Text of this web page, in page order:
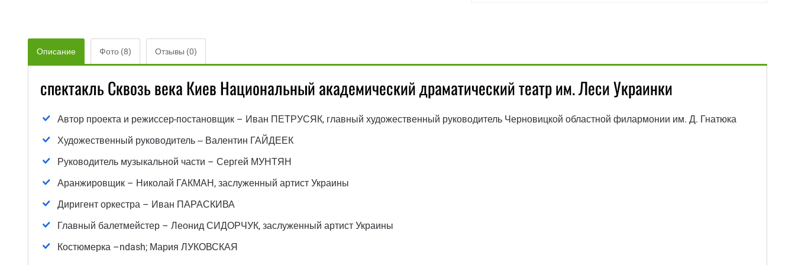
Описание Фото (8) Отзывы (0)
спектакль Сквозь века Киев Национальный академический драматический театр им. Леси Украинки
Автор проекта и режиссер-постановщик – Иван ПЕТРУСЯК, главный художественный руководитель Черновицкой областной филармонии им. Д. Гнатюка
Художественный руководитель ‒ Валентин ГАЙДЕЕК
Руководитель музыкальной части – Сергей МУНТЯН
Аранжировщик – Николай ГАКМАН, заслуженный артист Украины
Диригент оркестра – Иван ПАРАСКИВА
Главный балетмейстер – Леонид СИДОРЧУК, заслуженный артист Украины
Костюмерка –ndash; Мария ЛУКОВСКАЯ